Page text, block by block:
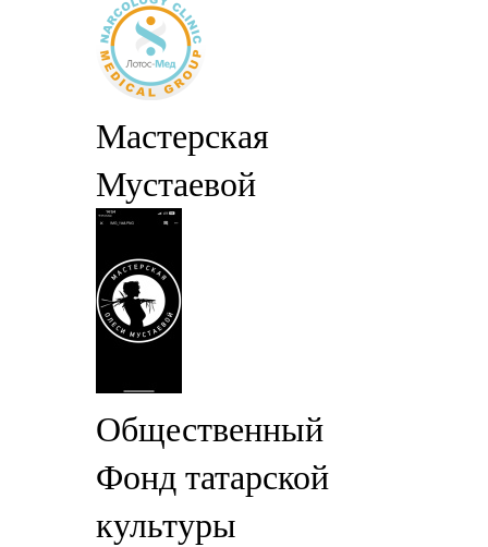
Мастерская
Мустаевой
Общественный
Фонд татарской
культуры